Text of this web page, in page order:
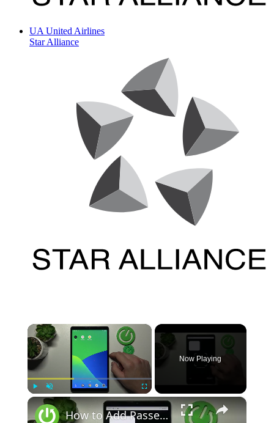
UA United Airlines
Star Alliance
×
Play Unmute
Now Playing
×
How to Add Passes to Google Wallet on REALME Pad Mini